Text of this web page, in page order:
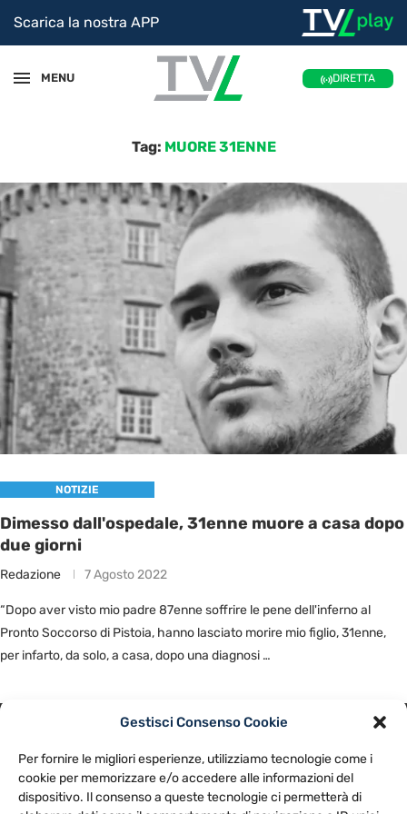
Gestisci Consenso Cookie
Per fornire le migliori esperienze, utilizziamo tecnologie come i
cookie per memorizzare e/o accedere alle informazioni del
dispositivo. Il consenso a queste tecnologie ci permetterà di
Scarica la nostra APP
MENU DIRETTA
Tag: MUORE 31ENNE
NOTIZIE
Dimesso dall'ospedale, 31enne muore a casa dopo
due giorni
Redazione 7 Agosto 2022
“Dopo aver visto mio padre 87enne soffrire le pene dell'inferno al
Pronto Soccorso di Pistoia, hanno lasciato morire mio figlio, 31enne,
per infarto, da solo, a casa, dopo una diagnosi …
NOTE LEGALI
CONTATTACI PREFERENZE